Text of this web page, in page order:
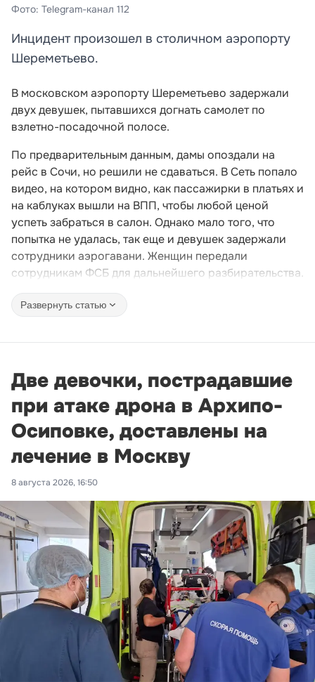
Фото: Telegram-канал 112
Инцидент произошел в столичном аэропорту
Шереметьево.
В московском аэропорту Шереметьево задержали
двух девушек, пытавшихся догнать самолет по
взлетно-посадочной полосе.
По предварительным данным, дамы опоздали на
рейс в Сочи, но решили не сдаваться. В Сеть попало
видео, на котором видно, как пассажирки в платьях и
на каблуках вышли на ВПП, чтобы любой ценой
успеть забраться в салон. Однако мало того, что
попытка не удалась, так еще и девушек задержали
сотрудники аэрогавани. Женщин передали
сотрудникам ФСБ для дальнейшего разбирательства.
Развернуть статью
Две девочки, пострадавшие
при атаке дрона в Архипо-
Осиповке, доставлены на
лечение в Москву
8 августа 2026, 16:50